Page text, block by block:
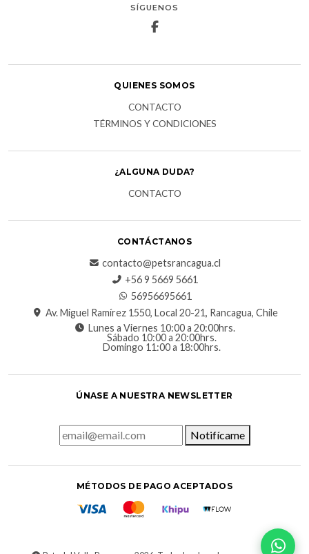
SÍGUENOS
QUIENES SOMOS
CONTACTO
TÉRMINOS Y CONDICIONES
¿ALGUNA DUDA?
CONTACTO
CONTÁCTANOS
contacto@petsrancagua.cl
‪+56 9 5669 5661‬
56956695661‬
Av. Miguel Ramírez 1550, Local 20-21, Rancagua, Chile
Lunes a Viernes 10:00 a 20:00hrs.
Sábado 10:00 a 20:00hrs.
Domingo 11:00 a 18:00hrs.
ÚNASE A NUESTRA NEWSLETTER
Notifícame
MÉTODOS DE PAGO ACEPTADOS